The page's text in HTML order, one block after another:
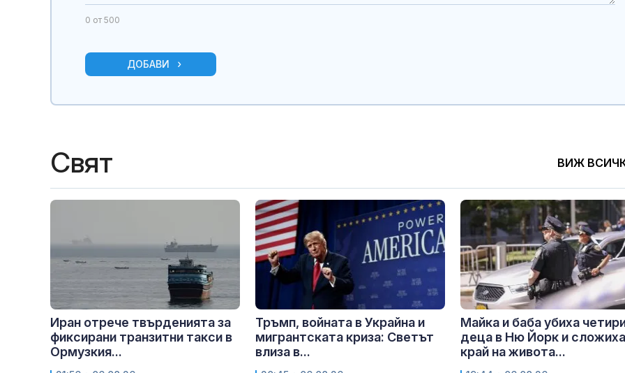
0 от 500
ДОБАВИ
Свят ВИЖ
Иран отрече твърденията за
фиксирани транзитни такси в
Ормузкия...
Тръмп, войната в Украйна и
мигрантската криза: Светът
влиза в...
Майка и баба убиха
деца в Ню Йорк и сложиха
край на живота...